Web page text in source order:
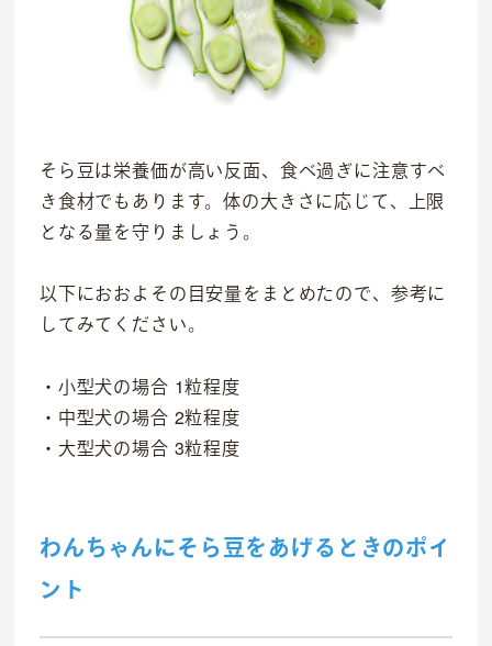
そら豆は栄養価が高い反面、食べ過ぎに注意すべ
き食材でもあります。体の大きさに応じて、上限
となる量を守りましょう。
以下におおよその目安量をまとめたので、参考に
してみてください。
・小型犬の場合 1粒程度
・中型犬の場合 2粒程度
・大型犬の場合 3粒程度
わんちゃんにそら豆をあげるときのポイ
ント